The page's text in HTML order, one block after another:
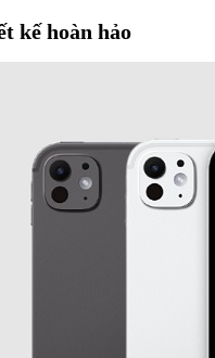
kế hoàn hảo